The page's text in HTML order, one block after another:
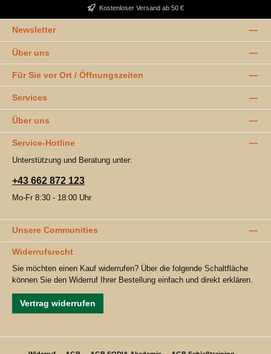
Kostenloser Versand ab 50 €
Newsletter
Über uns
Für Sie vor Ort / Öffnungszeiten
Services
Über uns
Service-Hotline
Unterstützung und Beratung unter:
+43 662 872 123
Mo-Fr 8:30 - 18:00 Uhr
Unsere Communities
Widerrufsrecht
Sie möchten einen Kauf widerrufen? Über die folgende Schaltfläche
können Sie den Widerruf Ihrer Bestellung einfach und direkt erklären.
Vertrag widerrufen